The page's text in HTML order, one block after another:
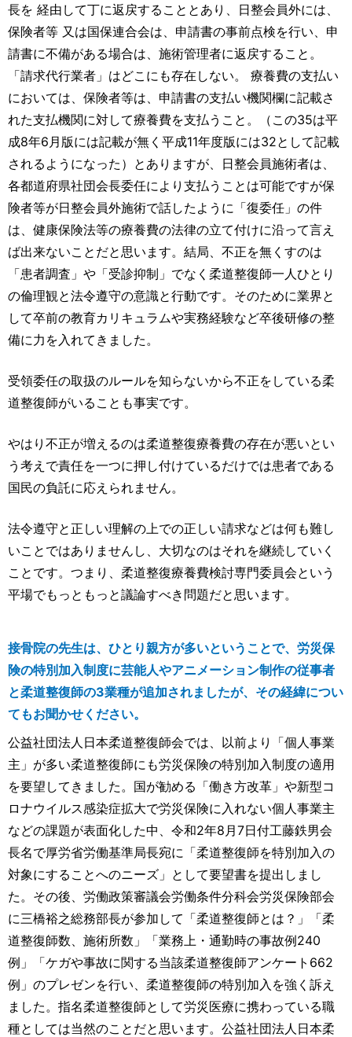
長を 経由して丁に返戻することとあり、⽇整会員外には、
保険者等 ⼜は国保連合会は、申請書の事前点検を行い、申
請書に不備がある場合は、施術管理者に返戻すること。
「請求代行業者」はどこにも存在しない。 療養費の支払い
においては、保険者等は、申請書の支払い機関欄に記載さ
れた支払機関に対して療養費を支払うこと。（この35は平
成8年6月版には記載が無く平成11年度版には32として記載
されるようになった）とありますが、日整会員施術者は、
各都道府県社団会長委任により支払うことは可能ですが保
険者等が日整会員外施術で話したように「復委任」の件
は、健康保険法等の療養費の法律の立て付けに沿って言え
ば出来ないことだと思います。結局、不正を無くすのは
「患者調査」や「受診抑制」でなく柔道整復師一人ひとり
の倫理観と法令遵守の意識と行動です。そのために業界と
して卒前の教育カリキュラムや実務経験など卒後研修の整
備に力を入れてきました。
受領委任の取扱のルールを知らないから不正をしている柔
道整復師がいることも事実です。
やはり不正が増えるのは柔道整復療養費の存在が悪いとい
う考えで責任を一つに押し付けているだけでは患者である
国民の負託に応えられません。
法令遵守と正しい理解の上での正しい請求などは何も難し
いことではありませんし、大切なのはそれを継続していく
ことです。つまり、柔道整復療養費検討専門委員会という
平場でもっともっと議論すべき問題だと思います。
接骨院の先生は、ひとり親方が多いということで、労災保
険の特別加入制度に芸能人やアニメーション制作の従事者
と柔道整復師の3業種が追加されましたが、その経緯につい
てもお聞かせください。
公益社団法人日本柔道整復師会では、以前より「個人事業
主」が多い柔道整復師にも労災保険の特別加入制度の適用
を要望してきました。国が勧める「働き方改革」や新型コ
ロナウイルス感染症拡大で労災保険に入れない個人事業主
などの課題が表面化した中、令和2年8月7日付工藤鉄男会
長名で厚労省労働基準局長宛に「柔道整復師を特別加入の
対象にすることへのニーズ」として要望書を提出しまし
た。その後、労働政策審議会労働条件分科会労災保険部会
に三橋裕之総務部長が参加して「柔道整復師とは？」「柔
道整復師数、施術所数」「業務上・通勤時の事故例240
例」「ケガや事故に関する当該柔道整復師アンケート662
例」のプレゼンを行い、柔道整復師の特別加入を強く訴え
ました。指名柔道整復師として労災医療に携わっている職
種としては当然のことだと思います。公益社団法人日本柔